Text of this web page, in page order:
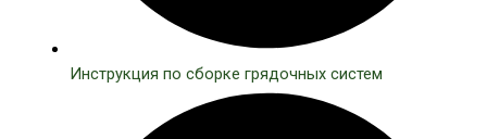
Инструкция по сборке грядочных систем